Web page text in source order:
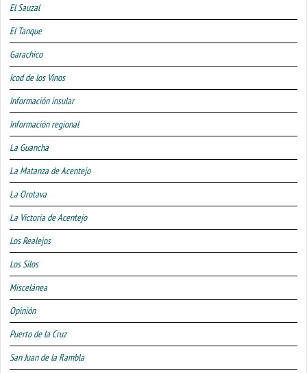
El Sauzal
El Tanque
Garachico
Icod de los Vinos
Información insular
Información regional
La Guancha
La Matanza de Acentejo
La Orotava
La Victoria de Acentejo
Los Realejos
Los Silos
Miscelánea
Opinión
Puerto de la Cruz
San Juan de la Rambla